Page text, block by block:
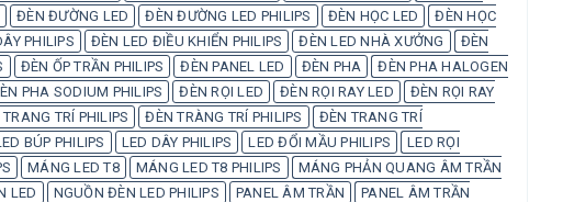
ĐÈN ĐƯỜNG LED ĐÈN ĐƯỜNG LED PHILIPS ĐÈN HỌC LED
ĐÈN HỌC
PHILIPS ĐÈN LED ĐIỀU KHIỂN PHILIPS ĐÈN LED NHÀ XƯỞNG
ĐÈN
ĐÈN ỐP TRẦN PHILIPS ĐÈN PANEL LED ĐÈN PHA
ĐÈN PHA HALOGEN
PHA SODIUM PHILIPS ĐÈN RỌI LED ĐÈN RỌI RAY LED
ĐÈN RỌI RAY
TRÍ PHILIPS ĐÈN TRÀNG TRÍ PHILIPS
ĐÈN TRANG TRÍ
BÚP PHILIPS LED DÂY PHILIPS LED ĐỔI MẦU PHILIPS
LED RỌI
MÁNG LED T8 MÁNG LED T8 PHILIPS
MÁNG PHẢN QUANG ÂM TRẦN
LED NGUỒN ĐÈN LED PHILIPS PANEL ÂM TRẦN
PANEL ÂM TRẦN